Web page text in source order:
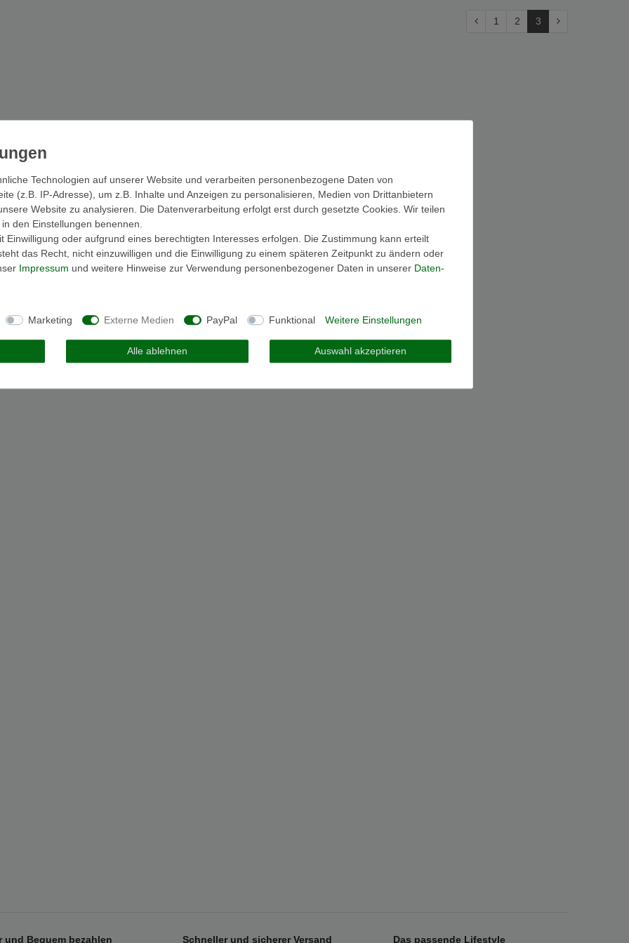
1 2 3
und Bequem bezahlen Schneller und sicherer Versand Das passende Lifestyle
Technologien auf unserer Website und verarbeiten personenbezogene Daten von
(z.B. IP-Adresse), um z.B. Inhalte und Anzeigen zu personalisieren, Medien von Drittanbietern
Website zu analysieren. Die Datenverarbeitung erfolgt erst durch gesetzte Cookies. Wir teilen
den Einstellungen benennen.
Einwilligung oder aufgrund eines berechtigten Interesses erfolgen. Die Zustimmung kann erteilt
das Recht, nicht einzuwilligen und die Einwilligung zu einem späteren Zeitpunkt zu ändern oder
Impressum und weitere Hinweise zur Verwendung personenbezogener Daten in unserer Daten­
Marketing Externe Medien PayPal Funktional Weitere Einstellungen
Alle ablehnen Auswahl akzeptieren